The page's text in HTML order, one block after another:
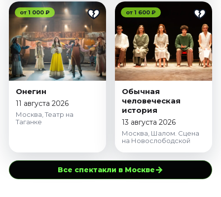
от 1 000 ₽
Онегин
11 августа 2026
Москва, Театр на
Таганке
от 1 600 ₽
Обычная
человеческая
история
13 августа 2026
Москва, Шалом. Сцена
на Новослободской
Все спектакли в Москве→